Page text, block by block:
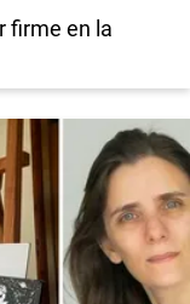
firme en la